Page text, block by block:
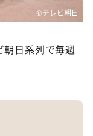
©テレビ朝日
朝日系列で毎週